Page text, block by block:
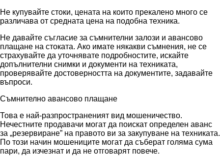
Не купувайте стоки, цената на които прекалено много се
различава от средната цена на подобна техника.
Не давайте съгласие за съмнителни залози и авансово
плащане на стоката. Ако имате някакви съмнения, не се
страхувайте да уточнявате подробностите, искайте
допълнителни снимки и документи на техниката,
проверявайте достоверността на документите, задавайте
въпроси.
Съмнително авансово плащане
Това е най-разпространеният вид мошеничество.
Нечестните продавачи могат да поискат определен аванс
за „резервиране” на правото ви за закупуване на техниката.
По този начин мошениците могат да съберат голяма сума
пари, да изчезнат и да не отговарят повече.